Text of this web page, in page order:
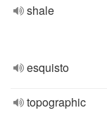
shale
esquisto
topographic